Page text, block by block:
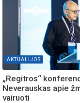
AKTUALIJOS
„Regitros“
Neverauskas apie
vairuoti